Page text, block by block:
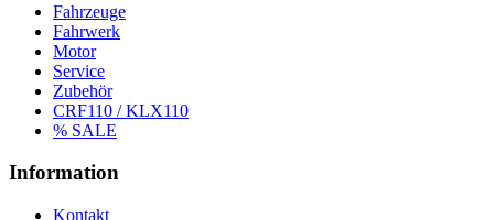
Fahrzeuge
Fahrwerk
Motor
Service
Zubehör
CRF110 / KLX110
% SALE
Information
Kontakt